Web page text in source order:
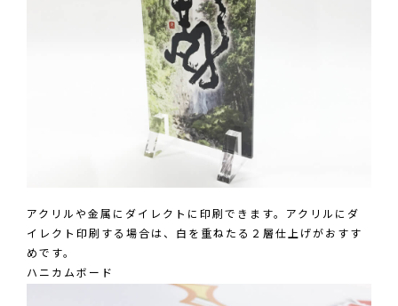
アクリルや金属にダイレクトに印刷できます。アクリルにダ
イレクト印刷する場合は、白を重ねたる２層仕上げがおすす
めです。
ハニカムボード